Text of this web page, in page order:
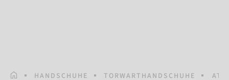
STARTSEITEHANDSCHUHE TORWARTHANDSCHUHE